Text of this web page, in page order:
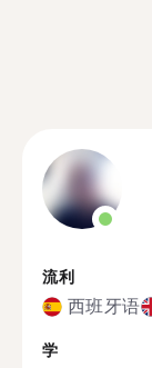
流利
西班牙语
学